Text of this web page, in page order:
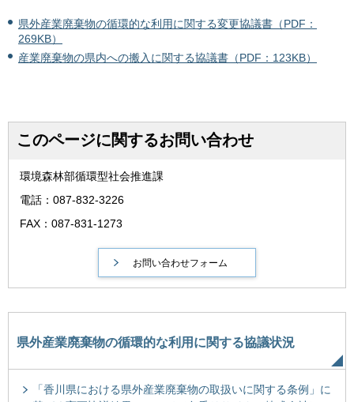
県外産業廃棄物の循環的な利用に関する変更協議書（PDF：
269KB）
産業廃棄物の県内への搬入に関する協議書（PDF：123KB）
このページに関するお問い合わせ
環境森林部循環型社会推進課
電話：087-832-3226
FAX：087-831-1273
県外産業廃棄物の循環的な利用に関する協議状況
「香川県における県外産業廃棄物の取扱いに関する条例」に